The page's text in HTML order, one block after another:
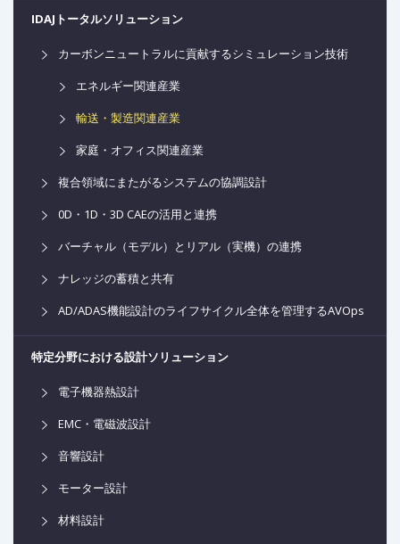
IDAJトータルソリューション
カーボンニュートラルに貢献するシミュレーション技術
エネルギー関連産業
輸送・製造関連産業
家庭・オフィス関連産業
複合領域にまたがるシステムの協調設計
0D・1D・3D CAEの活用と連携
バーチャル（モデル）とリアル（実機）の連携
ナレッジの蓄積と共有
AD/ADAS機能設計のライフサイクル全体を管理するAVOps
特定分野における設計ソリューション
電子機器熱設計
EMC・電磁波設計
音響設計
モーター設計
材料設計